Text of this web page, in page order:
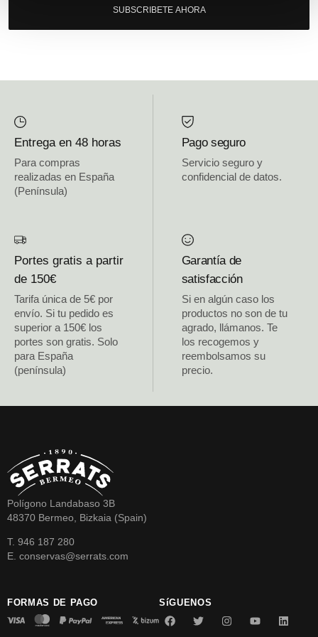
SUBSCRIBETE AHORA
Entrega en 48 horas
Para compras
realizadas en España
(Península)
Pago seguro
Servicio seguro y
confidencial de datos.
Portes gratis a partir
de 150€
Tarifa única de 5€ por
envío. Si tu pedido es
superior a 150€ los
portes son gratis. Solo
para España
(península)
Garantía de
satisfacción
Si en algún caso los
productos no son de tu
agrado, llámanos. Te
los recogemos y
reembolsamos su
precio.
Polígono Landabaso 3B
48370 Bermeo, Bizkaia (Spain)
T. 946 187 280
E. conservas@serrats.com
FORMAS DE PAGO SíGUENOS